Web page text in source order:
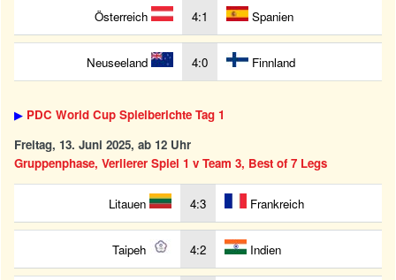
Österreich 4:1 Spanien
Neuseeland 4:0 Finnland
▶ PDC World Cup Spielberichte Tag 1
Freitag, 13. Juni 2025, ab 12 Uhr
Gruppenphase, Verlierer Spiel 1 v Team 3, Best of 7 Legs
Litauen 4:3 Frankreich
Taipeh 4:2 Indien